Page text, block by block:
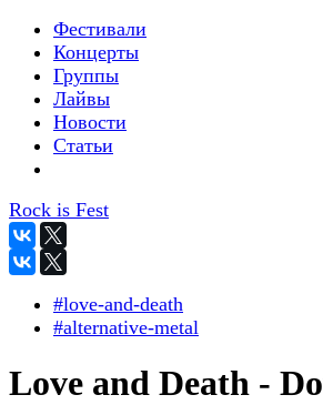
Фестивали
Концерты
Группы
Лайвы
Новости
Статьи
Rock is Fest
#love-and-death
#alternative-metal
Love and Death -